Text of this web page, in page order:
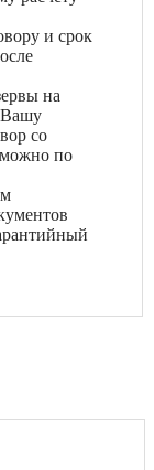
и срок
на
Вашу
со
по